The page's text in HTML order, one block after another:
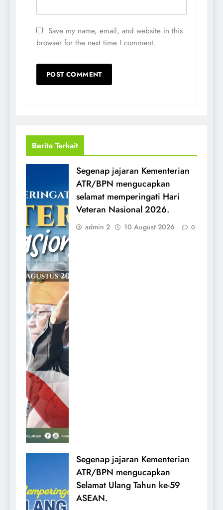
Save my name, email, and website in this
browser for the next time I comment.
Berita Terkait
Segenap jajaran Kementerian
ATR/BPN mengucapkan
selamat memperingati Hari
Veteran Nasional 2026.
admin 2 10 August 2026 0
Segenap jajaran Kementerian
ATR/BPN mengucapkan
Selamat Ulang Tahun ke-59
ASEAN.